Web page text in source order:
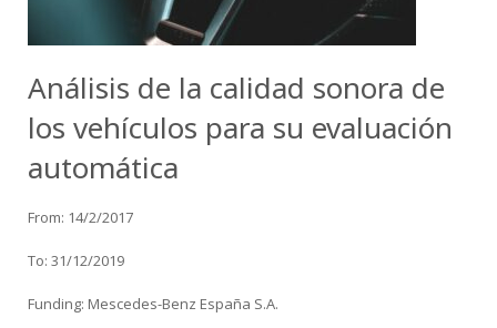
Análisis de la calidad sonora de
los vehículos para su evaluación
automática
From: 14/2/2017
To: 31/12/2019
Funding: Mescedes-Benz España S.A.